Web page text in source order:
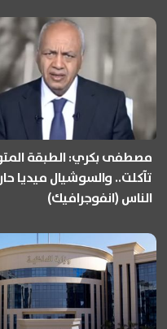
مصطفى بكري: الطبقة
تآكلت.. والسوشيال ميديا
الناس (انفوجرافيك)